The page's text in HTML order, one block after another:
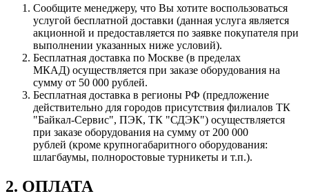
Сообщите менеджеру, что Вы хотите воспользоваться
услугой бесплатной доставки (данная услуга является
акционной и предоставляется по заявке покупателя при
выполнении указанных ниже условий).
Бесплатная доставка по Москве (в пределах
МКАД) осуществляется при заказе оборудования на
сумму от 50 000 рублей.
Бесплатная доставка в регионы РФ (предложение
действительно для городов присутствия филиалов ТК
"Байкал-Сервис", ПЭК, ТК "СДЭК") осуществляется
при заказе оборудования на сумму от 200 000
рублей (кроме крупногабаритного оборудования:
шлагбаумы, полноростовые турникеты и т.п.).
2. ОПЛАТА